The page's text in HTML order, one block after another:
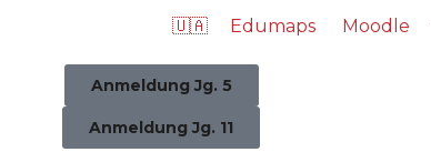
🇺🇦 Edumaps Moodle
Anmeldung Jg. 5
Anmeldung Jg. 11